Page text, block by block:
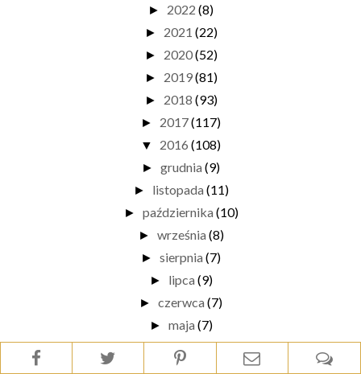
► 2022 (8)
► 2021 (22)
► 2020(52)
► 2019(81)
► 2018 (93)
► 2017(117)
▼ 2016 (108)
► grudnia (9)
► listopada (11)
► października (10)
► września (8)
► sierpnia (7)
► lipca (9)
► czerwca (7)
► maja (7)
kwietnia(6)
Marzec i kwiecień 2016 na zdjęciach